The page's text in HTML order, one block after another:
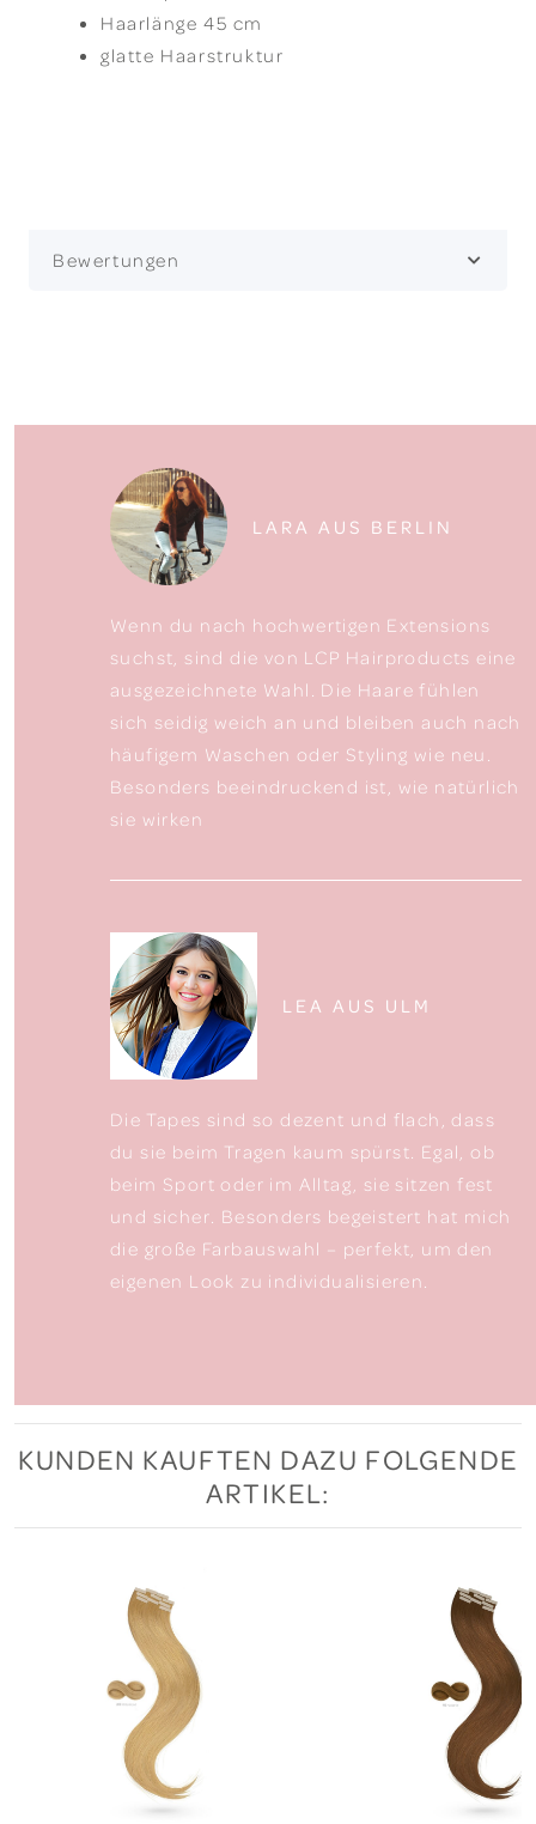
Haarlänge 45 cm
glatte Haarstruktur
Bewertungen
LARA AUS BERLIN
Wenn du nach hochwertigen Extensions
suchst, sind die von LCP Hairproducts eine
ausgezeichnete Wahl. Die Haare fühlen
sich seidig weich an und bleiben auch nach
häufigem Waschen oder Styling wie neu.
Besonders beeindruckend ist, wie natürlich
sie wirken
LEA AUS ULM
Die Tapes sind so dezent und flach, dass
du sie beim Tragen kaum spürst. Egal, ob
beim Sport oder im Alltag, sie sitzen fest
und sicher. Besonders begeistert hat mich
die große Farbauswahl – perfekt, um den
eigenen Look zu individualisieren.
KUNDEN KAUFTEN DAZU FOLGENDE
ARTIKEL: